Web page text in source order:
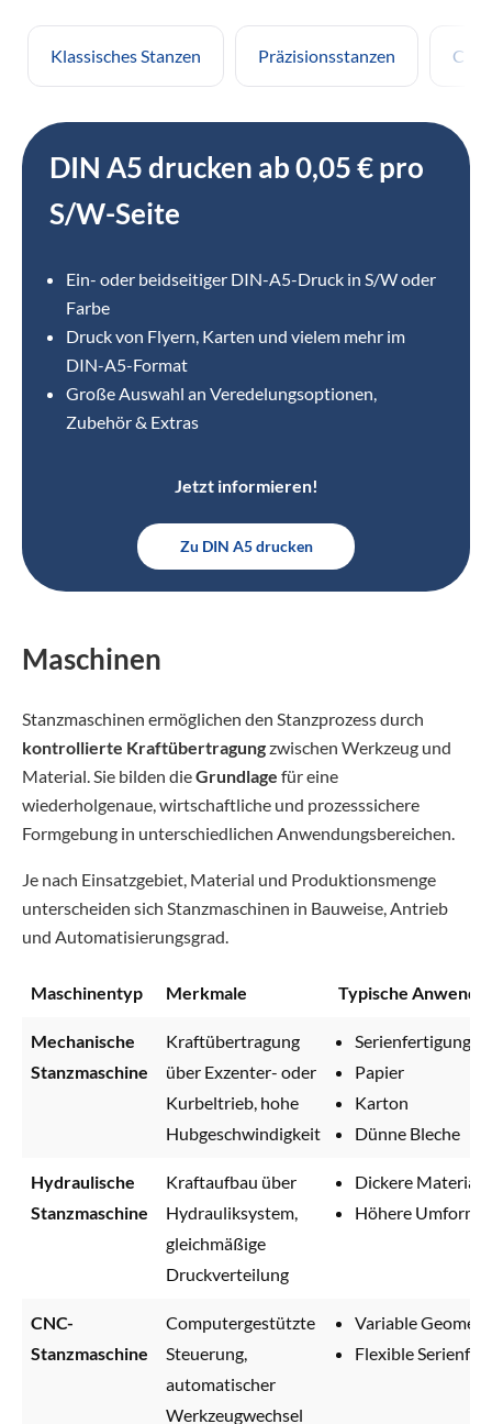
Klassisches Stanzen Präzisionsstanzen
DIN A5 drucken ab 0,05 € pro
S/W-Seite
Ein- oder beidseitiger DIN-A5-Druck in S/W oder
Farbe
Druck von Flyern, Karten und vielem mehr im
DIN-A5-Format
Große Auswahl an Veredelungsoptionen,
Zubehör & Extras
Jetzt informieren!
Zu DIN A5 drucken
Maschinen
Stanzmaschinen ermöglichen den Stanzprozess durch
kontrollierte Kraftübertragungzwischen Werkzeug und
Material. Sie bilden dieGrundlage für eine
wiederholgenaue, wirtschaftliche und prozesssichere
Formgebung in unterschiedlichen Anwendungsbereichen.
Je nach Einsatzgebiet, Material und Produktionsmenge
unterscheiden sich Stanzmaschinen in Bauweise, Antrieb
und Automatisierungsgrad.
Maschinentyp Merkmale Typische
Mechanische
Stanzmaschine
Kraftübertragung
über Exzenter- oder
Kurbeltrieb, hohe
Hubgeschwindigkeit
Serienfertigung
Papier
Karton
Dünne Bleche
Hydraulische
Stanzmaschine
Kraftaufbau über
Hydrauliksystem,
gleichmäßige
Druckverteilung
Dickere
Höhere
CNC-
Stanzmaschine
Computergestützte
Steuerung,
automatischer
Werkzeugwechsel
Variable
Flexible